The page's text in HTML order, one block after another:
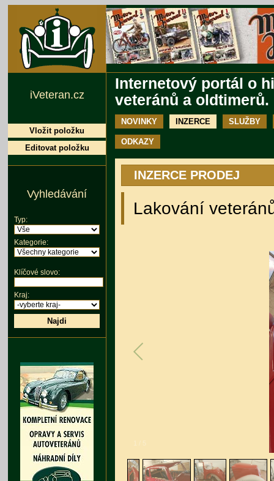
Internetový portál o
veteránů a oldtimerů.
NOVINKY INZERCE SLUŽBY
ODKAZY
INZERCE PRODEJ
Lakování
/ 5
iVeteran.cz
Vložit položku
Editovat položku
Vyhledávání
Typ:
Kategorie:
Klíčové slovo:
Kraj:
Najdi